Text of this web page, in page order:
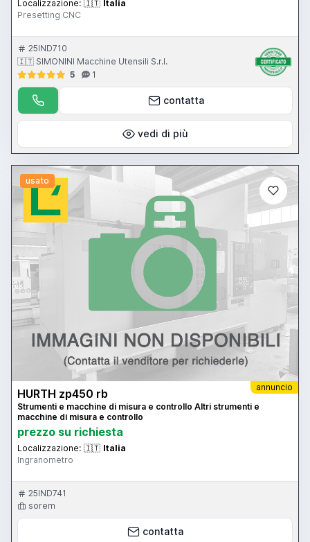
Localizzazione: 🇮🇹 Italia
Presetting CNC
25IND710
🇮🇹 SIMONINI Macchine Utensili S.r.l.
5
1
contatta
vedi di più
usato
annuncio
HURTH zp450 rb
Strumenti e macchine di misura e controllo Altri strumenti e
macchine di misura e controllo
prezzo su richiesta
Localizzazione: 🇮🇹 Italia
Ingranometro
25IND741
sorem
contatta